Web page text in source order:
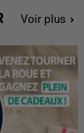
Voir plus